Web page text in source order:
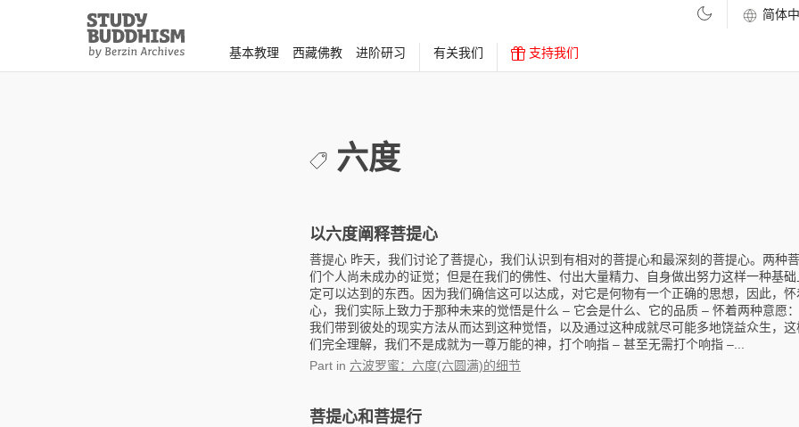
Study
Buddhism
Home
基本教理 西藏佛教 进阶研习 有关我们 支持我们
六度
以六度阐释菩提心
菩提心 昨天，我们讨论了菩提心，我们认识到有相对的菩提心和最深刻的菩提心。两种
们个人尚未成办的证觉；但是在我们的佛性、付出大量精力、自身做出努力这样一种基
定可以达到的东西。因为我们确信这可以达成，对它是何物有一个正确的思想，因此，
心，我们实际上致力于那种未来的觉悟是什么 – 它会是什么、它的品质 – 怀着两种意愿
我们带到彼处的现实方法从而达到这种觉悟，以及通过这种成就尽可能多地饶益众生，
们完全理解，我们不是成就为一尊万能的神，打个响指 – 甚至无需打个响指 –...
Part in 六波罗蜜：六度(六圆满)的细节
菩提心和菩提行